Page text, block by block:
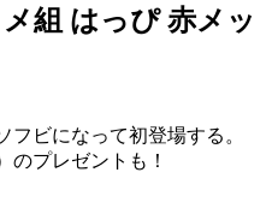
組 はっぴ 赤メッ
ビになって初登場する。
のプレゼントも！